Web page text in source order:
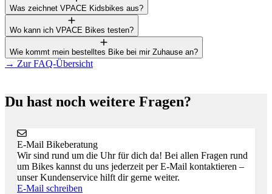
Was zeichnet VPACE Kidsbikes aus?
Wo kann ich VPACE Bikes testen?
Wie kommt mein bestelltes Bike bei mir Zuhause an?
→ Zur FAQ-Übersicht
Du hast noch weitere Fragen?
E-Mail Bikeberatung
Wir sind rund um die Uhr für dich da! Bei allen Fragen rund
um Bikes kannst du uns jederzeit per E-Mail kontaktieren –
unser Kundenservice hilft dir gerne weiter.
E-Mail schreiben